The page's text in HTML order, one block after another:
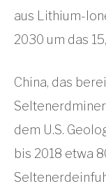
aus Lithium-
2030 um das
China, das
dem U.S.
bis 2018 etwa